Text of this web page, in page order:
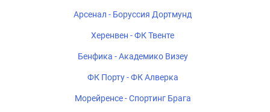
Арсенал - Боруссия Дортмунд
Херенвен - ФК Твенте
Бенфика - Академико Визеу
ФК Порту - ФК Алверка
Морейренсе - Спортинг Брага